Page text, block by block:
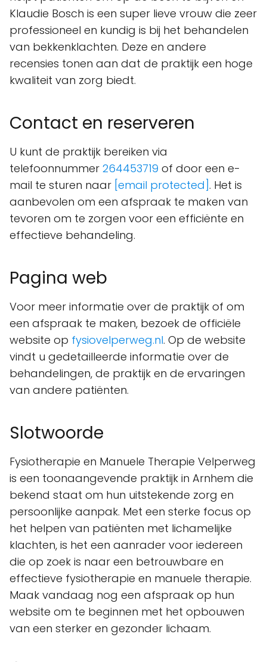
Klaudie Bosch is een super lieve vrouw die zeer
professioneel en kundig is bij het behandelen
van bekkenklachten. Deze en andere
recensies tonen aan dat de praktijk een hoge
kwaliteit van zorg biedt.
Contact en reserveren
U kunt de praktijk bereiken via
telefoonnummer 264453719 of door een e-
mail te sturen naar [email protected]. Het is
aanbevolen om een afspraak te maken van
tevoren om te zorgen voor een efficiënte en
effectieve behandeling.
Pagina web
Voor meer informatie over de praktijk of om
een afspraak te maken, bezoek de officiële
website op fysiovelperweg.nl. Op de website
vindt u gedetailleerde informatie over de
behandelingen, de praktijk en de ervaringen
van andere patiënten.
Slotwoorde
Fysiotherapie en Manuele Therapie Velperweg
is een toonaangevende praktijk in Arnhem die
bekend staat om hun uitstekende zorg en
persoonlijke aanpak. Met een sterke focus op
het helpen van patiënten met lichamelijke
klachten, is het een aanrader voor iedereen
die op zoek is naar een betrouwbare en
effectieve fysiotherapie en manuele therapie.
Maak vandaag nog een afspraak op hun
website om te beginnen met het opbouwen
van een sterker en gezonder lichaam.